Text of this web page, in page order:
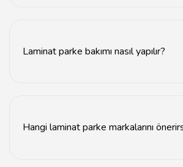
Laminat parke bakımı nasıl yapılır?
Hangi laminat parke markalarını